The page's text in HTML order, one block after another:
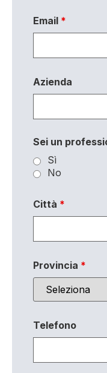
Email *
Azienda
Sei un
Sì
No
Città *
Provincia *
Telefono